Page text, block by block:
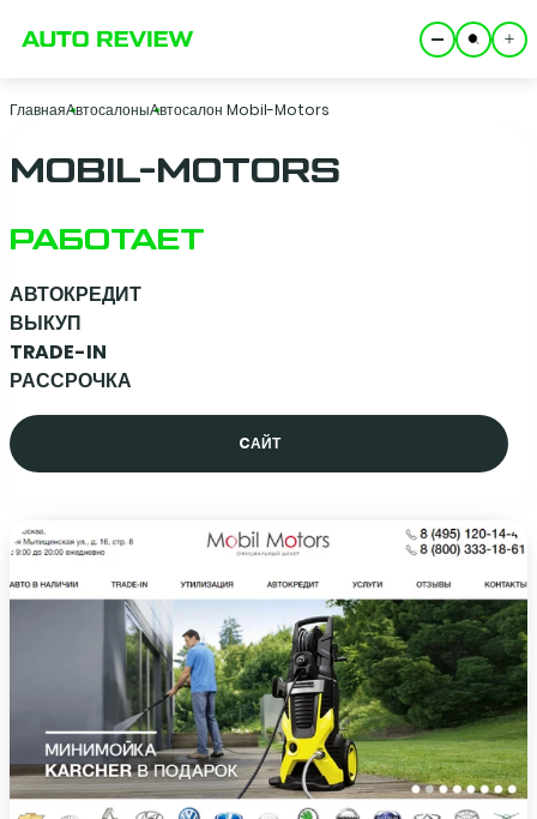
ГлавнаяАвтосалоныАвтосалон Mobil-Motors
MOBIL-MOTORS
РАБОТАЕТ
АВТОКРЕДИТ
ВЫКУП
TRADE-IN
РАССРОЧКА
CАЙТ